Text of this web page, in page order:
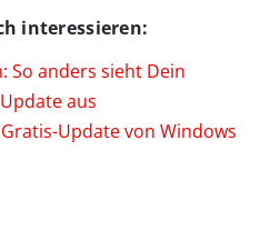
interessieren:
So anders sieht Dein
aus
Update von Windows